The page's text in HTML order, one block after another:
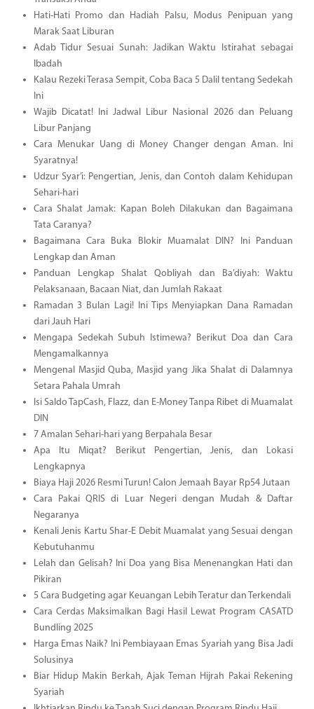
Hati-Hati Promo dan Hadiah Palsu, Modus Penipuan yang
Marak Saat Liburan
Adab Tidur Sesuai Sunah: Jadikan Waktu Istirahat sebagai
Ibadah
Kalau Rezeki Terasa Sempit, Coba Baca 5 Dalil tentang Sedekah
Ini
Wajib Dicatat! Ini Jadwal Libur Nasional 2026 dan Peluang
Libur Panjang
Cara Menukar Uang di Money Changer dengan Aman. Ini
Syaratnya!
Udzur Syar’i: Pengertian, Jenis, dan Contoh dalam Kehidupan
Sehari-hari
Cara Shalat Jamak: Kapan Boleh Dilakukan dan Bagaimana
Tata Caranya?
Bagaimana Cara Buka Blokir Muamalat DIN? Ini Panduan
Lengkap dan Aman
Panduan Lengkap Shalat Qobliyah dan Ba’diyah: Waktu
Pelaksanaan, Bacaan Niat, dan Jumlah Rakaat
Ramadan 3 Bulan Lagi! Ini Tips Menyiapkan Dana Ramadan
dari Jauh Hari
Mengapa Sedekah Subuh Istimewa? Berikut Doa dan Cara
Mengamalkannya
Mengenal Masjid Quba, Masjid yang Jika Shalat di Dalamnya
Setara Pahala Umrah
Isi Saldo TapCash, Flazz, dan E-Money Tanpa Ribet di Muamalat
DIN
7 Amalan Sehari-hari yang Berpahala Besar
Apa Itu Miqat? Berikut Pengertian, Jenis, dan Lokasi
Lengkapnya
Biaya Haji 2026 Resmi Turun! Calon Jemaah Bayar Rp54 Jutaan
Cara Pakai QRIS di Luar Negeri dengan Mudah & Daftar
Negaranya
Kenali Jenis Kartu Shar-E Debit Muamalat yang Sesuai dengan
Kebutuhanmu
Lelah dan Gelisah? Ini Doa yang Bisa Menenangkan Hati dan
Pikiran
5 Cara Budgeting agar Keuangan Lebih Teratur dan Terkendali
Cara Cerdas Maksimalkan Bagi Hasil Lewat Program CASATD
Bundling 2025
Harga Emas Naik? Ini Pembiayaan Emas Syariah yang Bisa Jadi
Solusinya
Biar Hidup Makin Berkah, Ajak Teman Hijrah Pakai Rekening
Syariah